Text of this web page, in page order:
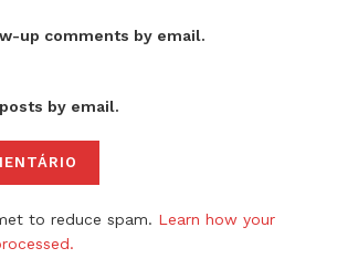
up comments by email.
by email.
to reduce spam. Learn how your